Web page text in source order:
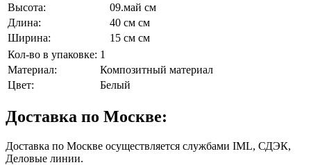
Высота:
09.май см
Длина:
40 см см
Ширина:
15 см см
Кол-во в упаковке: 1
Материал:
Композитный материал
Цвет:
Белый
Доставка по Москве:
Доставка по Москве осуществляется службами IML, СДЭК,
Деловые линии.